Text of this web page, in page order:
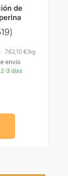
de
762,10 €/kg
envío
3 días